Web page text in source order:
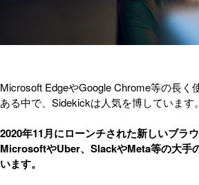
Microsoft EdgeやGoogle Chrome等の長く
ある中で、Sidekickは人気を博しています。
2020年11月にローンチされた新しいブラウ
MicrosoftやUber、SlackやMeta等の大手
います。